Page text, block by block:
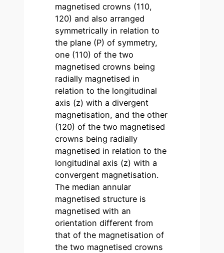
magnetised crowns (110,
120) and also arranged
symmetrically in relation to
the plane (P) of symmetry,
one (110) of the two
magnetised crowns being
radially magnetised in
relation to the longitudinal
axis (z) with a divergent
magnetisation, and the other
(120) of the two magnetised
crowns being radially
magnetised in relation to the
longitudinal axis (z) with a
convergent magnetisation.
The median annular
magnetised structure is
magnetised with an
orientation different from
that of the magnetisation of
the two magnetised crowns